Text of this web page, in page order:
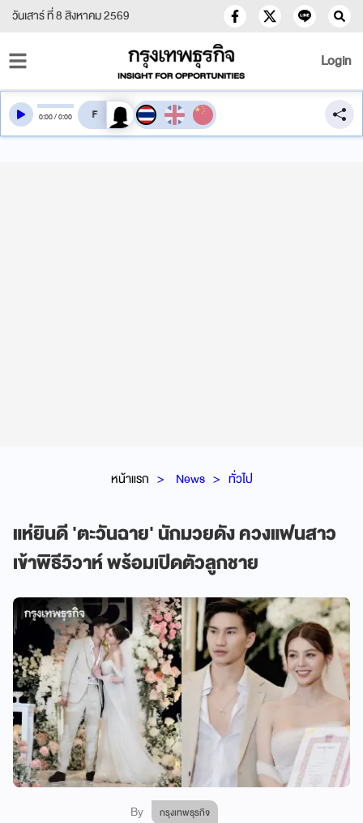
วันเสาร์ ที่ 8 สิงหาคม 2569
Login
หน้าแรก News ทั่วไป
แห่ยินดี 'ตะวันฉาย' นักมวยดัง ควงแฟนสาว
เข้าพิธีวิวาห์ พร้อมเปิดตัวลูกชาย
By กรุงเทพธุรกิจ
0:00/0:00 สลับเสียงอ่าน